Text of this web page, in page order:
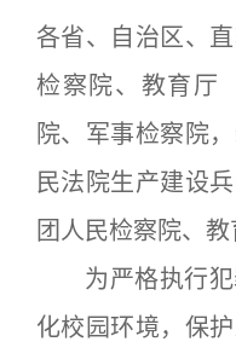
各省、自治区、
检察院、教育厅
院、军事检察院
民法院生产建设
团人民检察院、教
为严格执行犯
化校园环境，保